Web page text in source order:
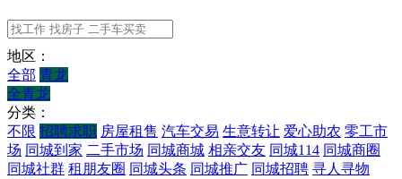
地区：
全部 青龙
全青龙
分类：
不限 招聘求职 房屋租售 汽车交易 生意转让 爱心助农 零工市
场 同城到家 二手市场 同城商城 相亲交友 同城114 同城商圈
同城社群 租朋友圈 同城头条 同城推广 同城招聘 寻人寻物